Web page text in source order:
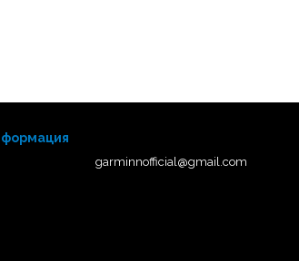
garminnofficial@gmail.com